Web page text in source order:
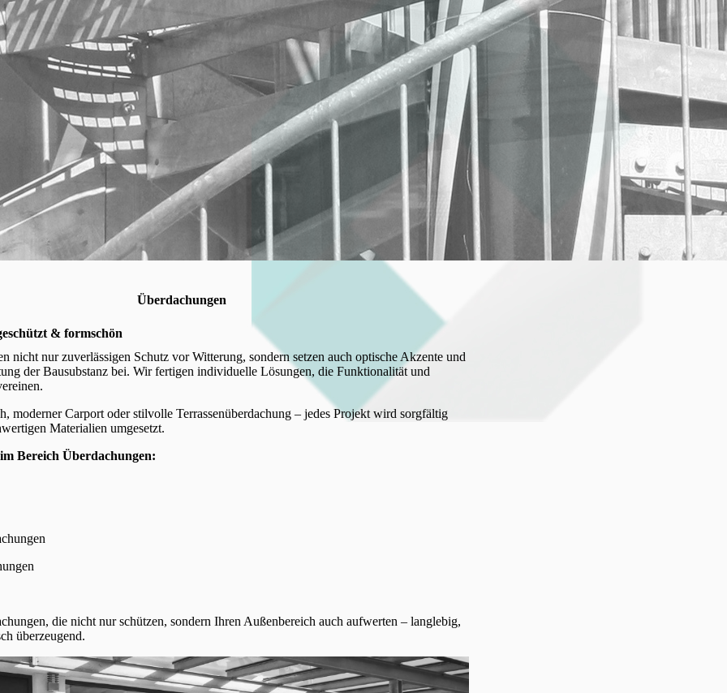
Überdachungen
& formschön
nicht nur zuverlässigen Schutz vor Witterung, sondern setzen auch optische Akzente und
der Bausubstanz bei. Wir fertigen individuelle Lösungen, die Funktionalität und
moderner Carport oder stilvolle Terrassenüberdachung – jedes Projekt wird sorgfältig
Materialien umgesetzt.
Bereich Überdachungen:
die nicht nur schützen, sondern Ihren Außenbereich auch aufwerten – langlebig,
überzeugend.